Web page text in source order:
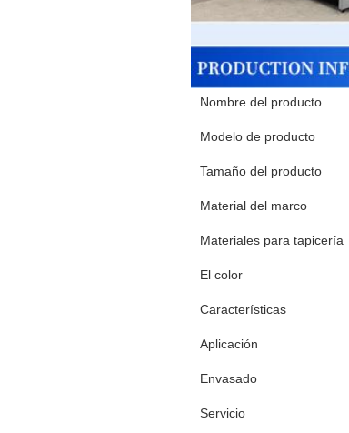
Nombre del producto
Modelo de producto
Tamaño del producto
Material del marco
Materiales para tapicería
El color
Características
Aplicación
Envasado
Servicio